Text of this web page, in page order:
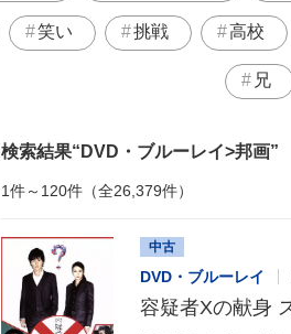
笑い 挑戦 高校
兄
検索結果 DVD・ブルーレイ>邦画
1件～120件（全26,379件）
中古
DVD・ブルーレイ
容疑者Xの献身